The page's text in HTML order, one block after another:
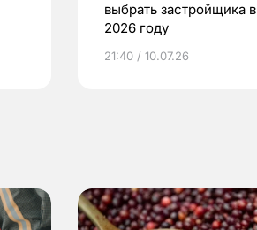
выбрать застройщика в
2026 году
21:40 / 10.07.26